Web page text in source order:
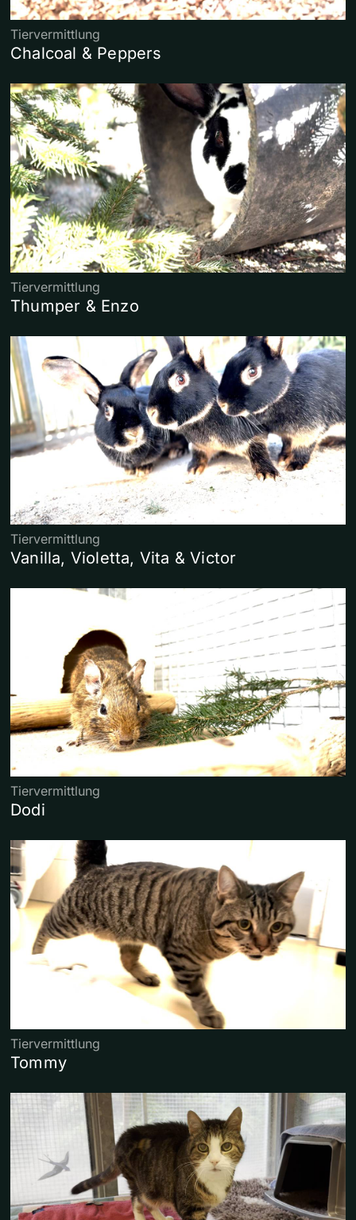
Tiervermittlung
Chalcoal & Peppers
Tiervermittlung
Thumper & Enzo
Tiervermittlung
Vanilla, Violetta, Vita & Victor
Tiervermittlung
Dodi
Tiervermittlung
Tommy